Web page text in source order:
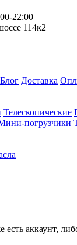
22:00
114к2
Блог Доставка
Телескопические
погрузчики
аккаунт,